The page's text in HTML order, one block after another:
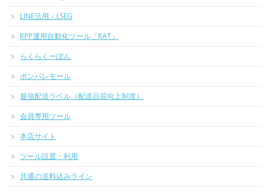
LINE活用・LSEG
RPP運用自動化ツール「RAT」
らくらくーぽん
ポンパレモール
最強配送ラベル（配送品質向上制度）
会員専用ツール
本店サイト
ツール設置・利用
共通の送料込みライン